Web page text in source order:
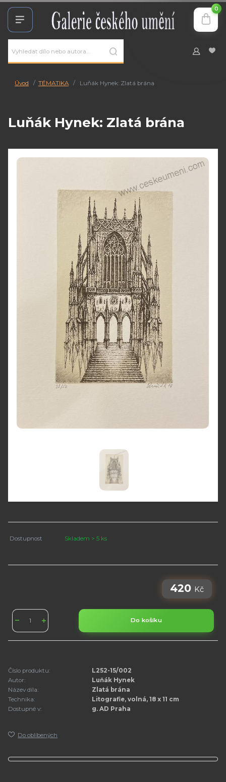
0
Úvod TÉMATIKA Luňák Hynek: Zlatá brána
Luňák Hynek: Zlatá brána
Dostupnost Skladem > 5 ks
420 Kč
Do košíku
Číslo produktu:
L252-15/002
Autor:
Luňák Hynek
Název díla:
Zlatá brána
Technika:
Litografie, volná, 18 x 11 cm
Dostupné v:
g. AD Praha
Do oblíbených